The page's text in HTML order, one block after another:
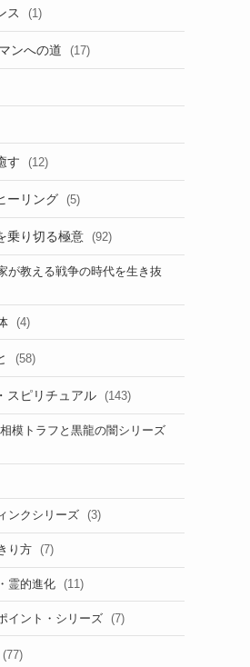
ス (1)
ンへの道 (17)
す (12)
ーリング (5)
乗り切る極意 (92)
が教える戦争の時代を生き抜
(4)
(58)
スピリチュアル (143)
模トラフと黒龍の闇シリーズ
ンクシリーズ (3)
り方 (7)
霊的進化 (11)
イント・シリーズ (7)
(77)